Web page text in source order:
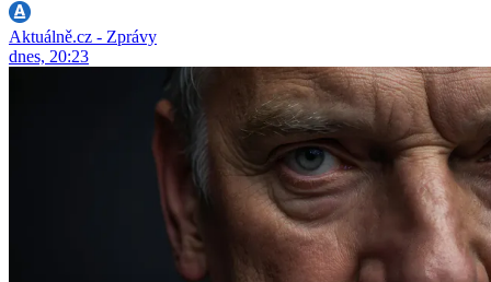
Aktuálně.cz - Zprávy
dnes, 20:23